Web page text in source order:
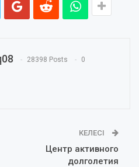
28398 Posts 0
КЕЛЕСІ
Центр активного
долголетия